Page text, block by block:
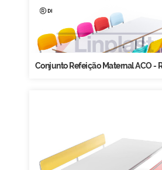
Conjunto Refeição Maternal ACO -